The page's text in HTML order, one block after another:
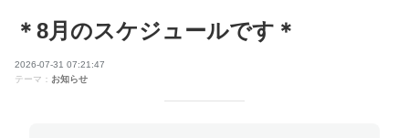
＊8月のスケジュールです＊
2026-07-31 07:21:47
テーマ： お知らせ